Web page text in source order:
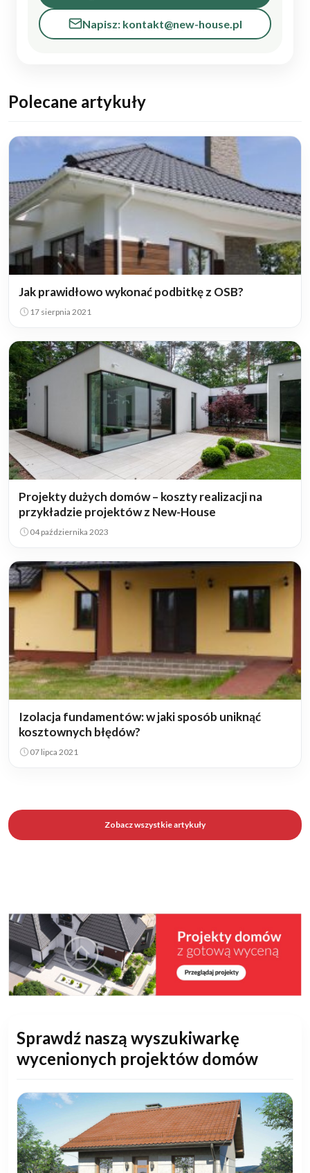
Napisz: kontakt@new-house.pl
Polecane artykuły
Jak prawidłowo wykonać podbitkę z OSB?
17 sierpnia 2021
Projekty dużych domów – koszty realizacji na
przykładzie projektów z New-House
04 października 2023
Izolacja fundamentów: w jaki sposób uniknąć
kosztownych błędów?
07 lipca 2021
Zobacz wszystkie artykuły
Sprawdź naszą wyszukiwarkę
wycenionych projektów domów